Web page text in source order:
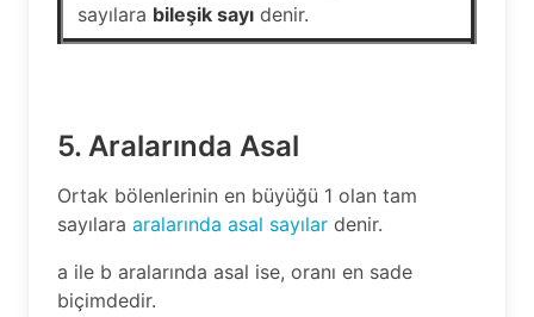
sayılara bileşik sayı denir.
5. Aralarında Asal
Ortak bölenlerinin en büyüğü 1 olan tam
sayılara aralarında asal sayılar denir.
a ile b aralarında asal ise, oranı en sade
biçimdedir.